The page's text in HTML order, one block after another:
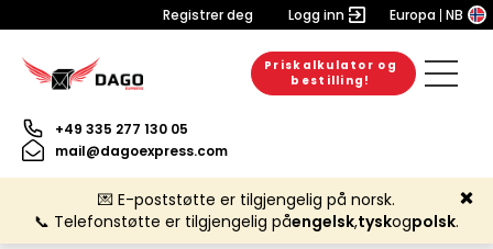
Registrer deg Logg inn Europa NB
Priskalkulator og
bestilling!
+49 335 277 130 05
mail@dagoexpress.com
💌 E-poststøtte er tilgjengelig på norsk.
📞 Telefonstøtte er tilgjengelig påengelsk,tyskogpolsk.